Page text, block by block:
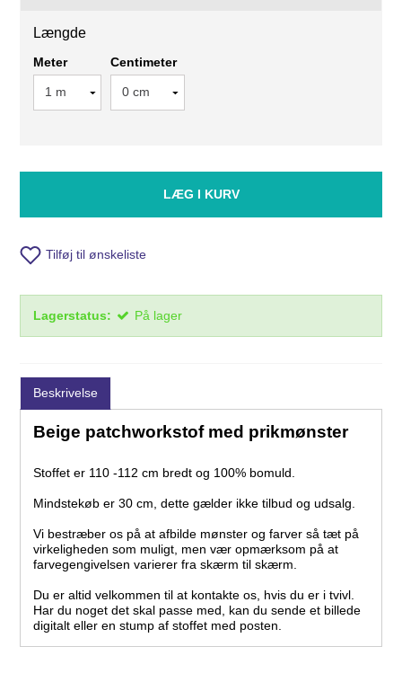
Lagerstatus: På lager
Længde
Meter Centimeter
LÆG I KURV
Tilføj til ønskeliste
Beskrivelse
Beige patchworkstof med prikmønster
Stoffet er 110 -112 cm bredt og 100% bomuld.
Mindstekøb er 30 cm, dette gælder ikke tilbud og udsalg.
Vi bestræber os på at afbilde mønster og farver så tæt på
virkeligheden som muligt, men vær opmærksom på at
farvegengivelsen varierer fra skærm til skærm.
Du er altid velkommen til at kontakte os, hvis du er i tvivl.
Har du noget det skal passe med, kan du sende et billede
digitalt eller en stump af stoffet med posten.